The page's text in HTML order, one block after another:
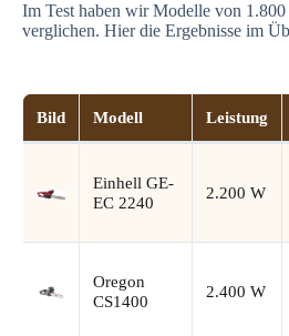
Im Test haben wir Modelle von
verglichen. Hier die Ergebnisse im
Bild Modell Leistung
Einhell GE-
EC 2240
2.200 W
Oregon
CS1400
2.400 W